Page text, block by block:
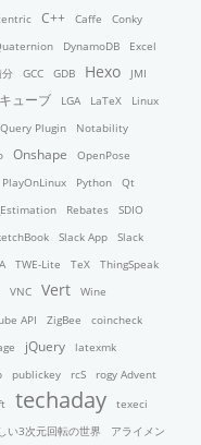
C++ Caffe
Conky
DynamoDB
Excel
GCC GDB Hexo
JMI
ューブ LGA LaTeX Linux
Plugin
Notability
Onshape
OpenPose
PlayOnLinux Python
Qt
Rebates
SDIO
Slack App
Slack
TWE-Lite TeX
ThingSpeak
VNC Vert Wine
API ZigBee
coincheck
jQuery
latexmk
publickey rcS
rogy Advent
techaday
texeci
い3次元回転の世界
アライメン